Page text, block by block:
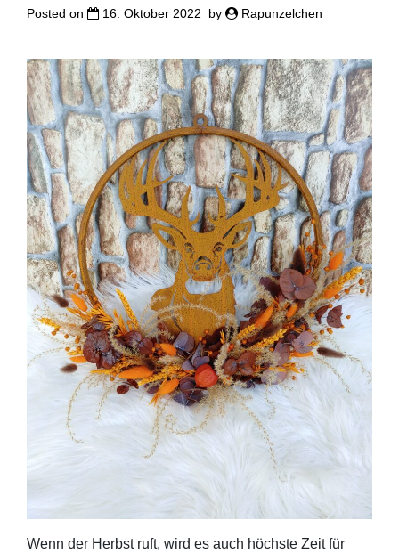
Posted on 16. Oktober 2022 by Rapunzelchen
Wenn der Herbst ruft, wird es auch höchs­te Zeit für